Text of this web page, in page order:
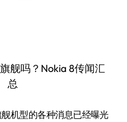
机型的各种消息已经曝光